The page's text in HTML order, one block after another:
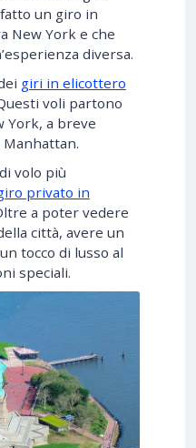
un giro in
New York e che
diversa.
giri in elicottero
voli partono
York, a breve
Manhattan.
volo più
privato in
a poter vedere
città, avere un
tocco di lusso al
speciali.